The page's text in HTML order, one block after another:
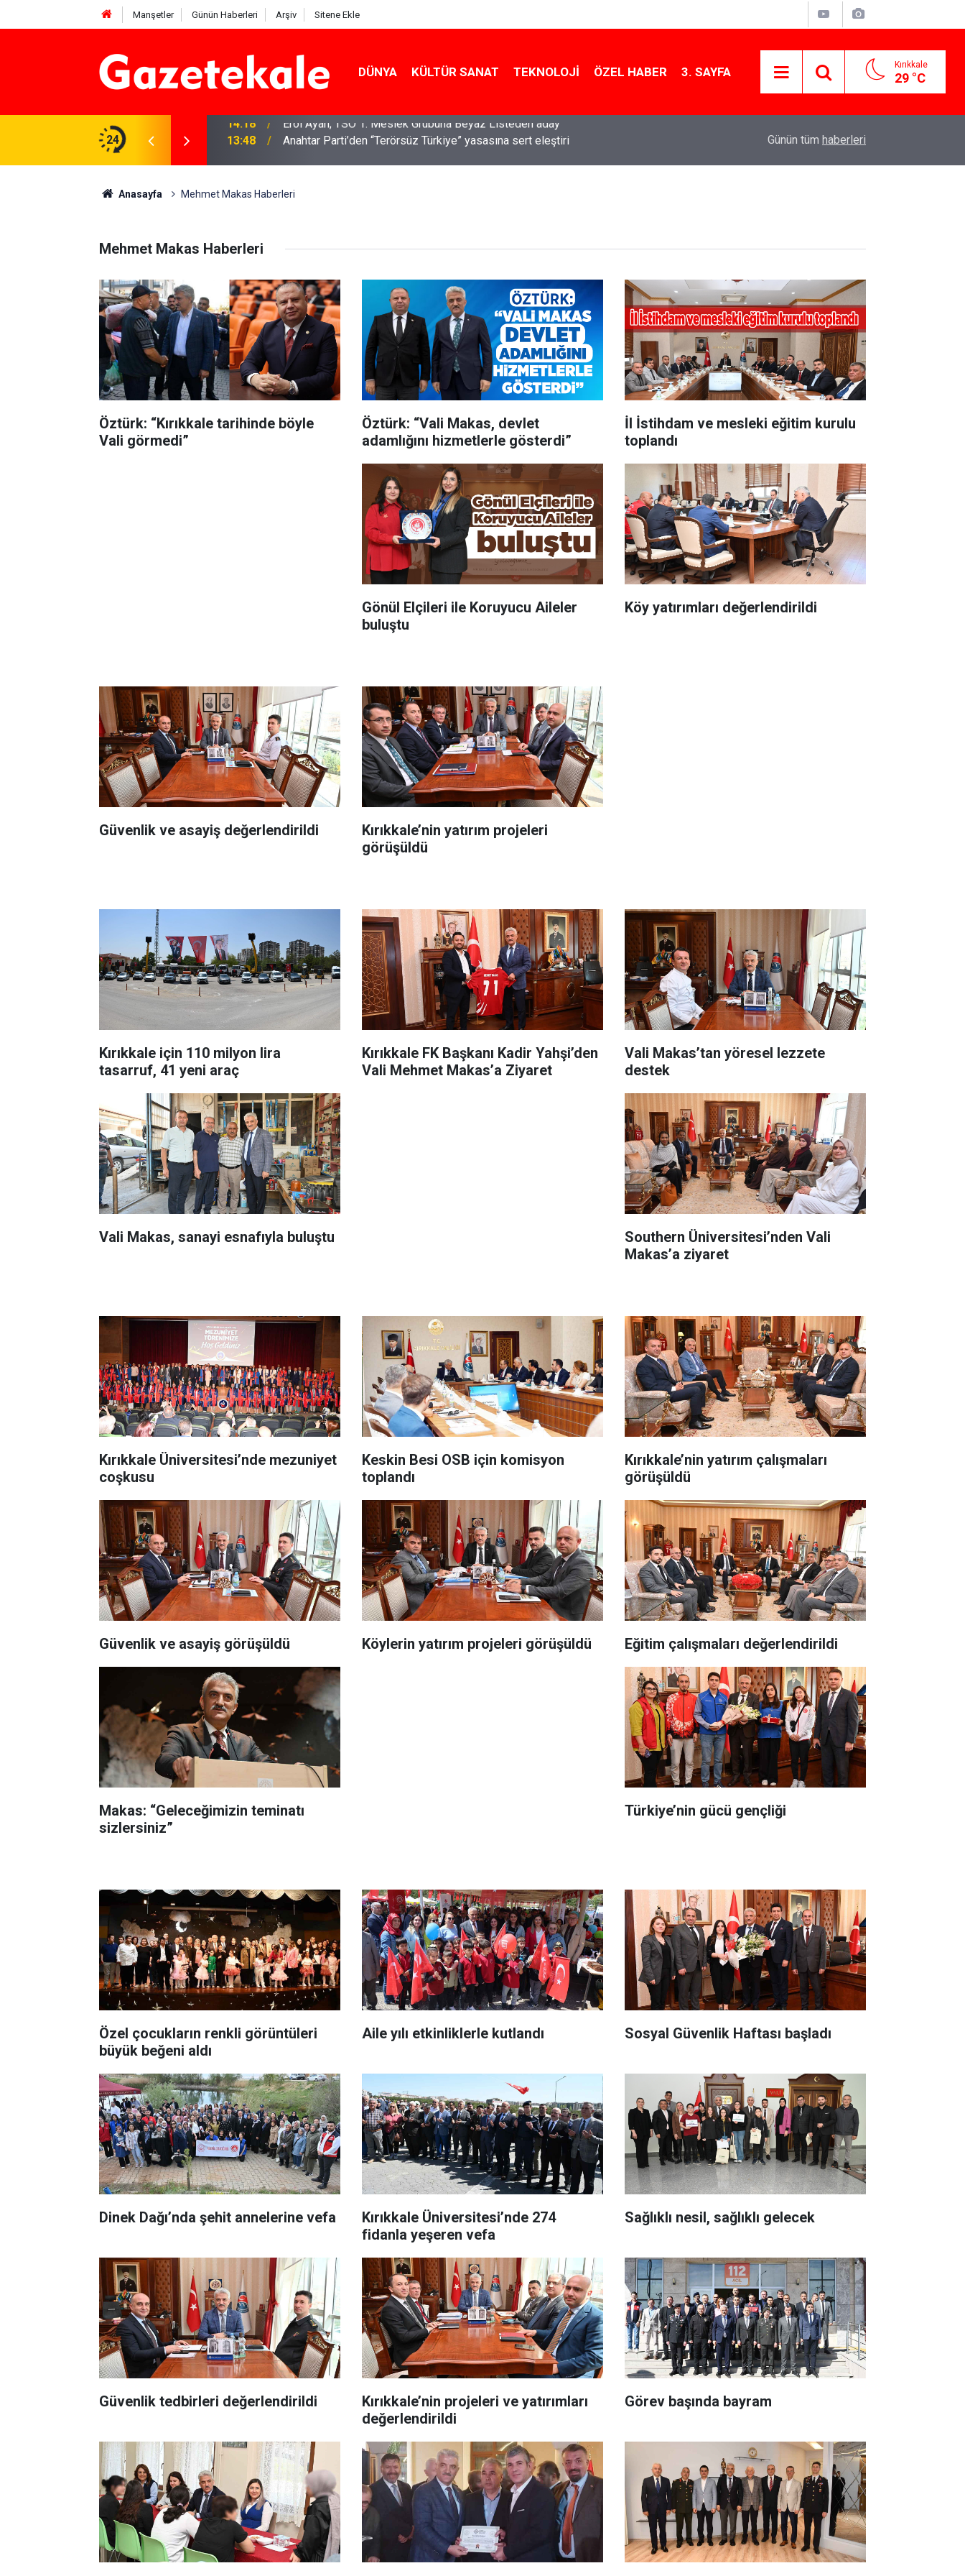
Manşetler Günün Haberleri Arşiv Sitene Ekle
DÜNYA KÜLTÜR SANAT TEKNOLOJI ÖZEL HABER 3. SAYFA Kırıkkale
29 °C
24
Beyaz Listeden aday 13:48 Anahtar Parti’den “Terörsüz Türkiye” yasasına sert eleştiri Kırıkkale’de hayvan hastalıklarına karşı
Günün tüm haberleri
Anasayfa Mehmet Makas Haberleri
Mehmet Makas Haberleri
Öztürk: “Kırıkkale tarihinde böyle
Vali görmedi”
Öztürk: “Vali Makas, devlet
adamlığını hizmetlerle gösterdi”
İl İstihdam ve mesleki eğitim kurulu
toplandı
Gönül Elçileri ile Koruyucu Aileler
buluştu
Köy yatırımları değerlendirildi
Güvenlik ve asayiş değerlendirildi
Kırıkkale’nin yatırım projeleri
görüşüldü
Kırıkkale için 110 milyon lira
tasarruf, 41 yeni araç
Kırıkkale FK Başkanı Kadir Yahşi’den
Vali Mehmet Makas’a Ziyaret
Vali Makas’tan yöresel lezzete
destek
Vali Makas, sanayi esnafıyla buluştu
Southern Üniversitesi’nden Vali
Makas’a ziyaret
Kırıkkale Üniversitesi’nde mezuniyet
coşkusu
Keskin Besi OSB için komisyon
toplandı
Kırıkkale’nin yatırım çalışmaları
görüşüldü
Güvenlik ve asayiş görüşüldü Köylerin yatırım projeleri görüşüldü Eğitim çalışmaları değerlendirildi
Makas: “Geleceğimizin teminatı
sizlersiniz”
Türkiye’nin gücü gençliği
Özel çocukların renkli görüntüleri
büyük beğeni aldı
Aile yılı etkinliklerle kutlandı Sosyal Güvenlik Haftası başladı
Dinek Dağı’nda şehit annelerine vefa
Kırıkkale Üniversitesi’nde 274
fidanla yeşeren vefa
Sağlıklı nesil, sağlıklı gelecek
Güvenlik tedbirleri değerlendirildi
Kırıkkale’nin projeleri ve yatırımları
değerlendirildi
Görev başında bayram